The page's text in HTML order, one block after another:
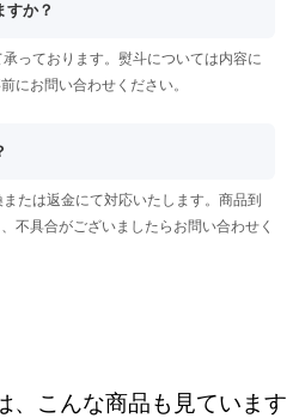
すか？
っております。熨斗については内容に
にお問い合わせください。
たは返金にて対応いたします。商品到
不具合がございましたらお問い合わせく
、こんな商品も見ています